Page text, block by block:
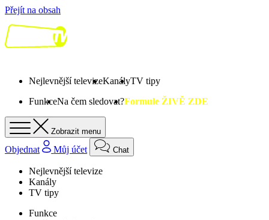
Přejít na obsah
Nejlevnější televizeKanályTV tipy
FunkceNa čem sledovat?Formule ŽIVĚ ZDE
Zobrazit menu
Objednat Můj účet Chat
Nejlevnější televize
Kanály
TV tipy
Funkce